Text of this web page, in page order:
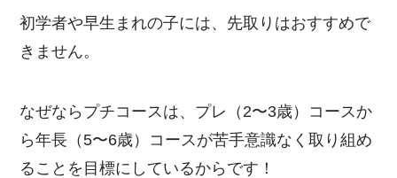
初学者や早生まれの子には、先取りはおすすめで
きません。
なぜならプチコースは、プレ（2〜3歳）コースか
ら年長（5〜6歳）コースが苦手意識なく取り組め
ることを目標にしているからです！